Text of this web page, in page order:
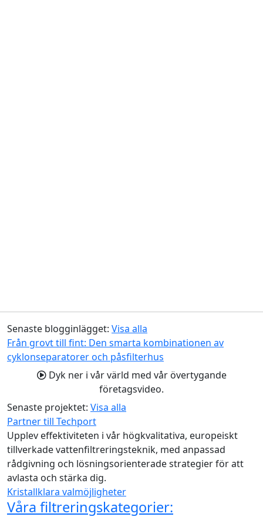
Senaste blogginlägget: Visa alla
Från grovt till fint: Den smarta kombinationen av
cyklonseparatorer och påsfilterhus
Dyk ner i vår värld med vår övertygande
företagsvideo.
Senaste projektet: Visa alla
Partner till Techport
Upplev effektiviteten i vår högkvalitativa, europeiskt
tillverkade vattenfiltreringsteknik, med anpassad
rådgivning och lösningsorienterade strategier för att
avlasta och stärka dig.
Kristallklara valmöjligheter
Våra filtreringskategorier: